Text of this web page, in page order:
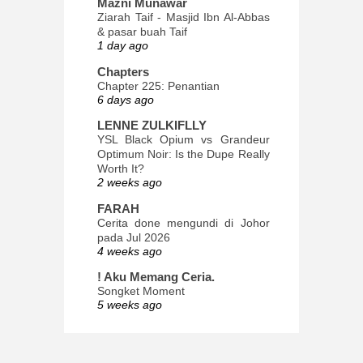
Mazni Munawar
Ziarah Taif - Masjid Ibn Al-Abbas
& pasar buah Taif
1 day ago
Chapters
Chapter 225: Penantian
6 days ago
LENNE ZULKIFLLY
YSL Black Opium vs Grandeur
Optimum Noir: Is the Dupe Really
Worth It?
2 weeks ago
FARAH
Cerita done mengundi di Johor
pada Jul 2026
4 weeks ago
! Aku Memang Ceria.
Songket Moment
5 weeks ago